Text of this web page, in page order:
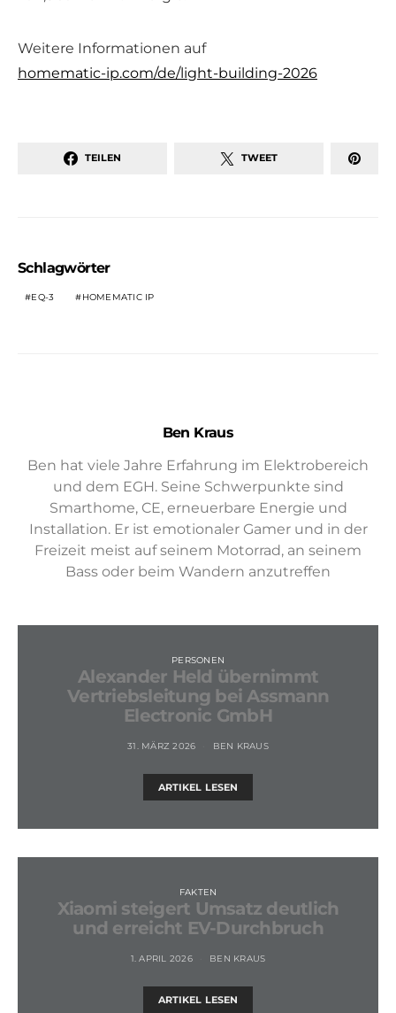
Weitere Informationen auf
homematic-ip.com/de/light-building-2026
TEILEN TWEET
Schlagwörter
EQ-3 HOMEMATIC IP
Ben Kraus
Ben hat viele Jahre Erfahrung im Elektrobereich
und dem EGH. Seine Schwerpunkte sind
Smarthome, CE, erneuerbare Energie und
Installation. Er ist emotionaler Gamer und in der
Freizeit meist auf seinem Motorrad, an seinem
Bass oder beim Wandern anzutreffen
PERSONEN
Alexander Held übernimmt
Vertriebsleitung bei Assmann
Electronic GmbH
31. MÄRZ 2026 BEN KRAUS
ARTIKEL LESEN
FAKTEN
Xiaomi steigert Umsatz deutlich
und erreicht EV-Durchbruch
1. APRIL 2026 BEN KRAUS
ARTIKEL LESEN